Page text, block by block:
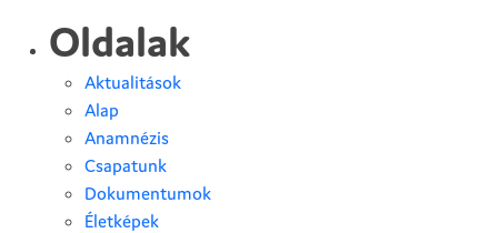
Oldalak
Aktualitások
Alap
Anamnézis
Csapatunk
Dokumentumok
Életképek